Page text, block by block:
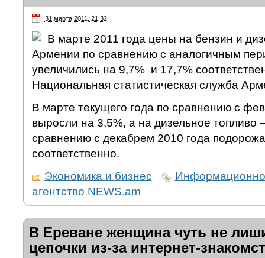
31 марта 2011, 21:32
В марте 2011 года цены на бензин и
Армении по сравнению с аналогичным
увеличились на 9,7% и 17,7%
Национальная статистическая служба
В марте текущего года по сравнению с
выросли на 3,5%, а на дизельное топливо
сравнению с декабрем 2010 года
соответственно.
Экономика и бизнес
агентство NEWS.am
В Ереване женщина чуть не
цепочки из-за интернет-